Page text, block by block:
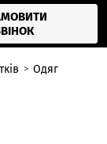
Одяг